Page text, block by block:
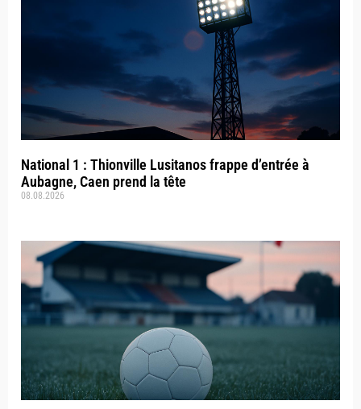
National 1 : Thionville Lusitanos frappe d’entrée à
Aubagne, Caen prend la tête
08.08.2026